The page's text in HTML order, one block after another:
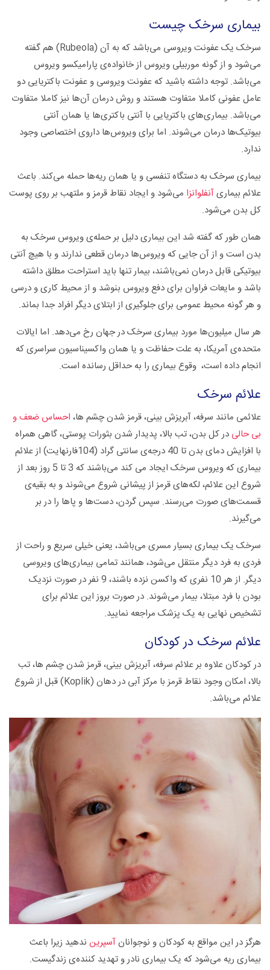
بیماری سرخک چیست
سرخک یک عفونت ویروسی می‌باشد که به آن (Rubeola) هم گفته
می‌شود و از گونه موربیلى ویروس از خانواده‌ی پارامیکسو ویروس
می‌باشد. توجه داشته باشید که عفونت ویروسی و عفونت باکتریایی دو
عامل عفونی کاملا متفاوت هستند و روش درمان آن‌ها نیز کاملا متفاوت
می‌باشد. بیماری‌های باکتریایی با آنتی باکتری‌ها یا همان آنتی
بیوتیک‌ها درمان می‌شوند. اما برای ویروس‌ها داروی اختصاصی وجود
ندارد.
بیماری سرخک به دستگاه تنفسی و یا همان ریه‌ها حمله می‌کند. باعث
علائم بیماریآنفلوانزا می‌شود و ایجاد نقاط قرمز و ملتهب بر روی پوست
کل بدن می‌شود.
همان طور که گفته شد این بیماری دلیل بر حمله‌ی ویروس سرخک به
بدن است و از آن جایی که ویروس‌ها درمان قطعی ندارند و با هیچ آنتی
بیوتیکی قابل درمان نمی‌باشند، بیمار تنها باید استراحت مطلق داشته
باشد و مایعات فراوان برای دفع ویروس بنوشد و از محیط کاری و درسی
و هر گونه محیط عمومی برای جلوگیری از ابتلای دیگر افراد جدا بماند.
هر سال میلیون‌ها مورد بیماری سرخک در جهان رخ می‌دهد. اما ایالات
متحده‌ی آمریکا، به علت حفاظت و یا همان واکسیناسیون سراسری که
انجام داده است، وقوع بیماری را به حداقل رسانده است.
علائم سرخک
علائمی مانند سرفه، آبریزش بینی، قرمز شدن چشم ها، احساس ضعف و
بی حالی در کل بدن، تب بالا، پدیدار شدن بثورات پوستی، گاهی همراه
با افزایش دمای بدن تا 40 درجه‌ی سانتی گراد (104فارنهایت) از علائم
بیماری که ویروس سرخک ایجاد می کند می‌باشند که 3 تا 5 روز بعد از
شروع این علائم، لکه‌ها‌ی قرمز از پیشانی شروع می‌شوند و به بقیه‌ی
قسمت‌های صورت می‌رسند. سپس گردن، دست‌ها و پا‌ها را در بر
می‌گیرند.
سرخک یک بیماری بسیار مسری می‌باشد، یعنی خیلی سریع و راحت از
فردی به فرد دیگر منتقل می‌شود، همانند تمامی بیماری‌های ویروسی
دیگر. از هر 10 نفری که واکسن نزده باشند، 9 نفر در صورت نزدیک
بودن با فرد مبتلا، بیمار می‌شوند. در صورت بروز این علائم برای
تشخیص نهایی به یک پزشک مراجعه نمایید.
علائم سرخک در کودکان
در کودکان علاوه بر علائم سرفه، آبریزش بینی، قرمز شدن چشم ها، تب
بالا، امکان وجود نقاط قرمز با مرکز آبی در دهان (Koplik) قبل از شروع
علائم می‌باشد.
هرگز در این مواقع به کودکان و نوجوانانآسپرین ندهید زیرا باعث
بیماری ریه می‌شود که یک بیماری نادر و تهدید کننده‌ی زندگیست.